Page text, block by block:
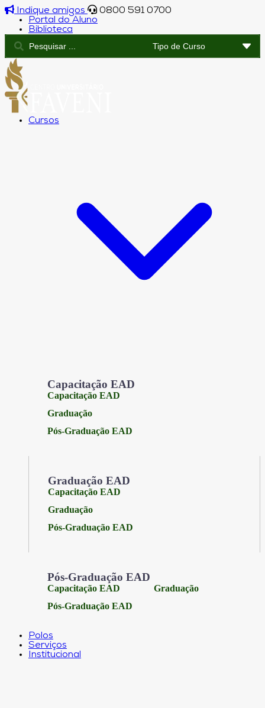
Indique amigos
0800 591 0700
Portal do Aluno
Biblioteca
Cursos
Capacitação EAD
Capacitação EAD
Graduação
Pós-Graduação EAD
Graduação EAD
Capacitação EAD
Graduação
Pós-Graduação EAD
Pós-Graduação EAD
Capacitação EAD
Graduação
Pós-Graduação EAD
Polos
Serviços
Institucional